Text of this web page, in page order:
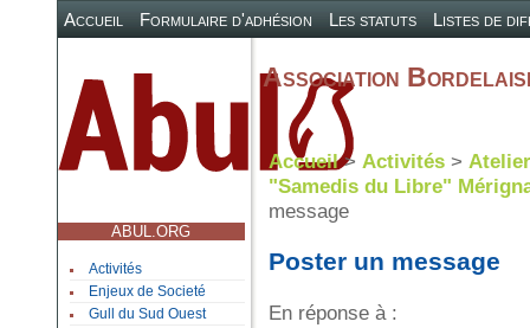
Accueil Formulaire d'adhésion Les statuts Listes de
ABUL.ORG
Activités
Enjeux de Societé
Gull du Sud Ouest
Association
Accueil> Activités>
"Samedis du Libre"
message
Poster un message
En réponse à :